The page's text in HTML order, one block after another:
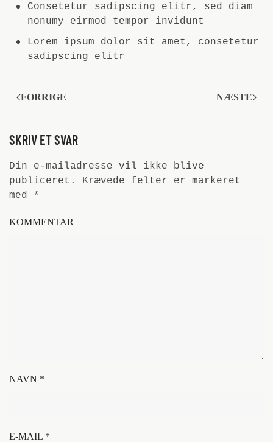
Consetetur sadipscing elitr, sed diam
nonumy eirmod tempor invidunt
Lorem ipsum dolor sit amet, consetetur
sadipscing elitr
FORRIGE NÆSTE
SKRIV ET SVAR
Din e-mailadresse vil ikke blive
publiceret. Krævede felter er markeret
med
*
KOMMENTAR
NAVN *
E-MAIL *